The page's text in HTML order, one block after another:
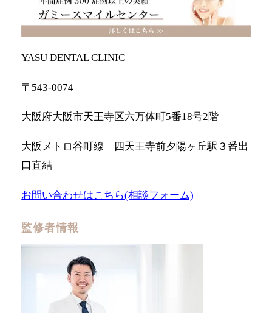
YASU DENTAL CLINIC
〒543-0074
大阪府大阪市天王寺区六万体町5番18号2階
大阪メトロ谷町線 四天王寺前夕陽ヶ丘駅３番出
口直結
お問い合わせはこちら(相談フォーム)
監修者情報